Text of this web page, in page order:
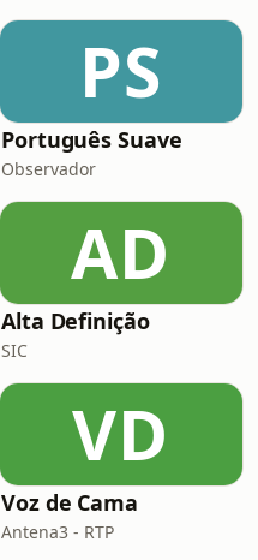
PS
Português Suave
Observador
AD
Alta Definição
SIC
VD
Voz de Cama
Antena3 - RTP